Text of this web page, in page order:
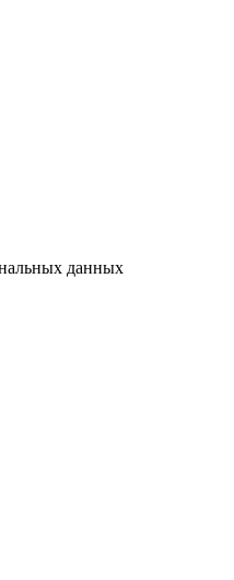
данных